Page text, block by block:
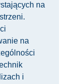
na
na
i